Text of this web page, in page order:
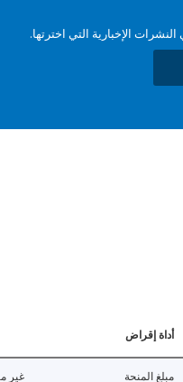
الإخبارية التي اخترتها.
أداة إقراض
مبلغ المنحة غير